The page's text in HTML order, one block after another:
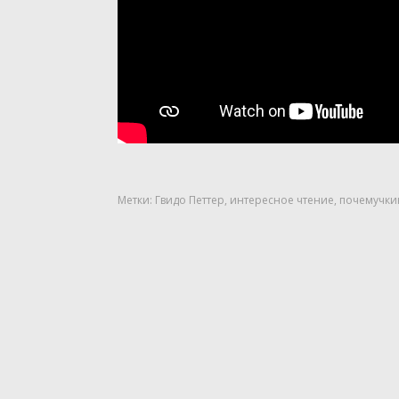
Метки: Гвидо Петтер, интересное чтение,